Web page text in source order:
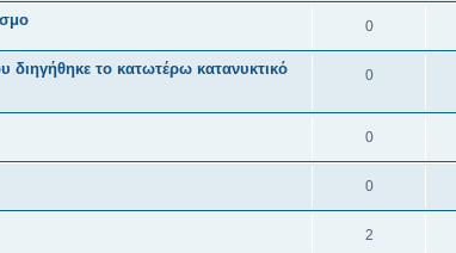
0
διηγήθηκε το κατωτέρω κατανυ­κτικό
0
0
0
2